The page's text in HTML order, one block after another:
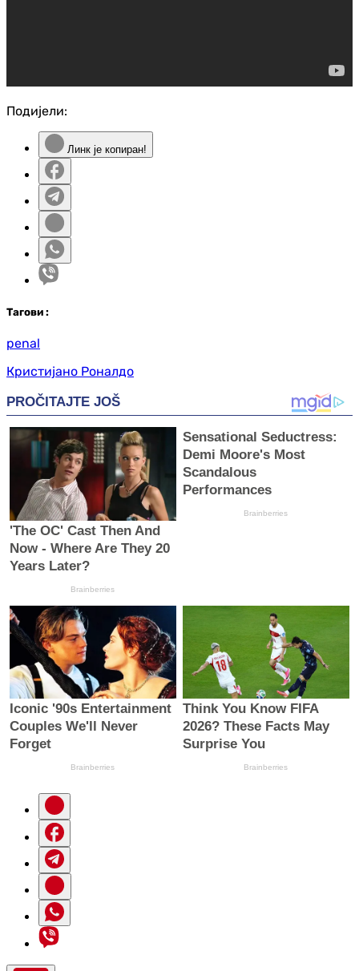
Подијели:
Линк је копиран!
Тагови :
penal
Кристијано Роналдо